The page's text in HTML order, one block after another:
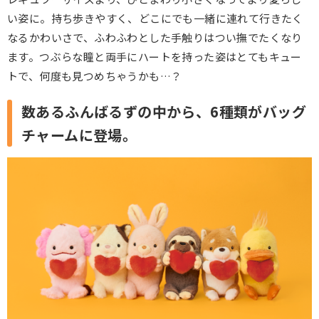
い姿に。持ち歩きやすく、どこにでも一緒に連れて行きたく
なるかわいさで、ふわふわとした手触りはつい撫でたくなり
ます。つぶらな瞳と両手にハートを持った姿はとてもキュー
トで、何度も見つめちゃうかも…？
数あるふんばるずの中から、6種類がバッグ
チャームに登場。